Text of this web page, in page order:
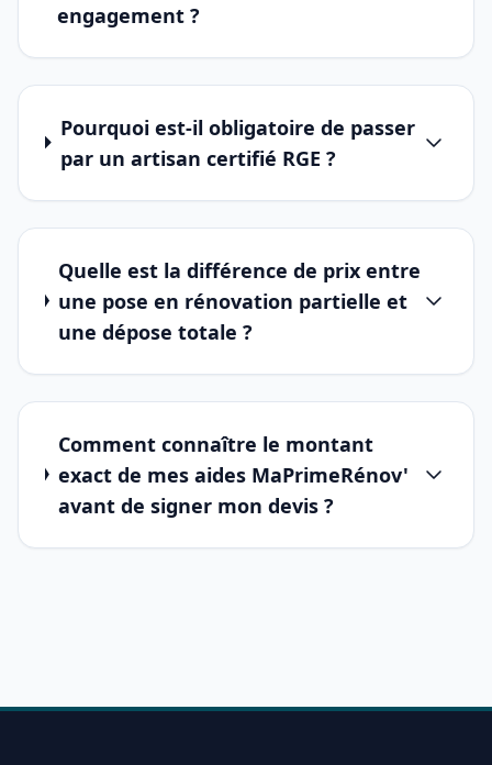
engagement ?
Pourquoi est-il obligatoire de passer
par un artisan certifié RGE ?
Quelle est la différence de prix entre
une pose en rénovation partielle et
une dépose totale ?
Comment connaître le montant
exact de mes aides MaPrimeRénov'
avant de signer mon devis ?